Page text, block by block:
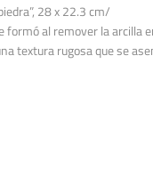
28 x 22.3 cm/
formó al remover la arcilla
textura rugosa que se